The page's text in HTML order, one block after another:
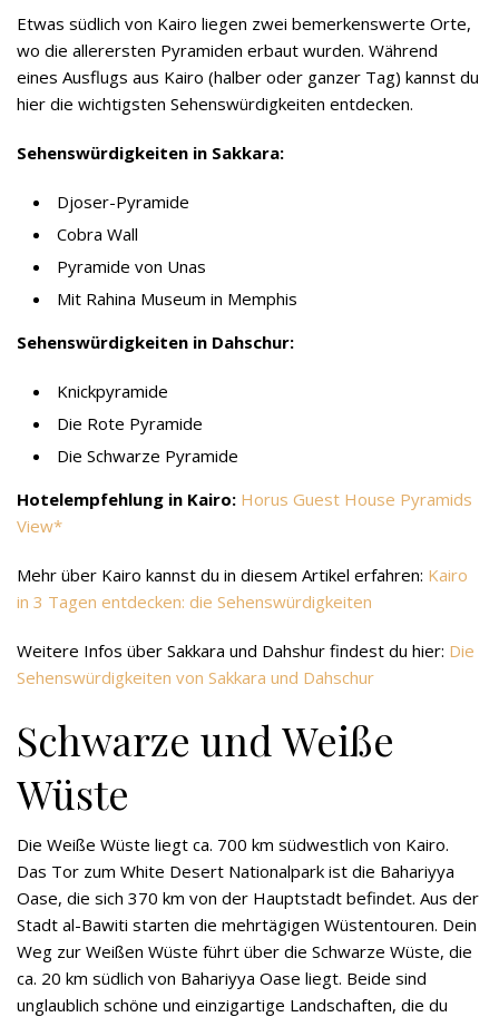
Etwas südlich von Kairo liegen zwei bemerkenswerte Orte,
wo die allerersten Pyramiden erbaut wurden. Während
eines Ausflugs aus Kairo (halber oder ganzer Tag) kannst du
hier die wichtigsten Sehenswürdigkeiten entdecken.
Sehenswürdigkeiten in Sakkara:
Djoser-Pyramide
Cobra Wall
Pyramide von Unas
Mit Rahina Museum in Memphis
Sehenswürdigkeiten in Dahschur:
Knickpyramide
Die Rote Pyramide
Die Schwarze Pyramide
Hotelempfehlung in Kairo: Horus Guest House Pyramids
View
Mehr über Kairo kannst du in diesem Artikel erfahren: Kairo
in 3 Tagen entdecken: die Sehenswürdigkeiten
Weitere Infos über Sakkara und Dahshur findest du hier: Die
Sehenswürdigkeiten von Sakkara und Dahschur
Schwarze und Weiße
Wüste
Die Weiße Wüste liegt ca. 700 km südwestlich von Kairo.
Das Tor zum White Desert Nationalpark ist die Bahariyya
Oase, die sich 370 km von der Hauptstadt befindet. Aus der
Stadt al-Bawiti starten die mehrtägigen Wüstentouren. Dein
Weg zur Weißen Wüste führt über die Schwarze Wüste, die
ca. 20 km südlich von Bahariyya Oase liegt. Beide sind
unglaublich schöne und einzigartige Landschaften, die du